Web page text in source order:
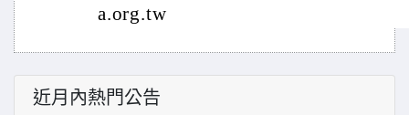
a.org.tw
近月內熱門公告